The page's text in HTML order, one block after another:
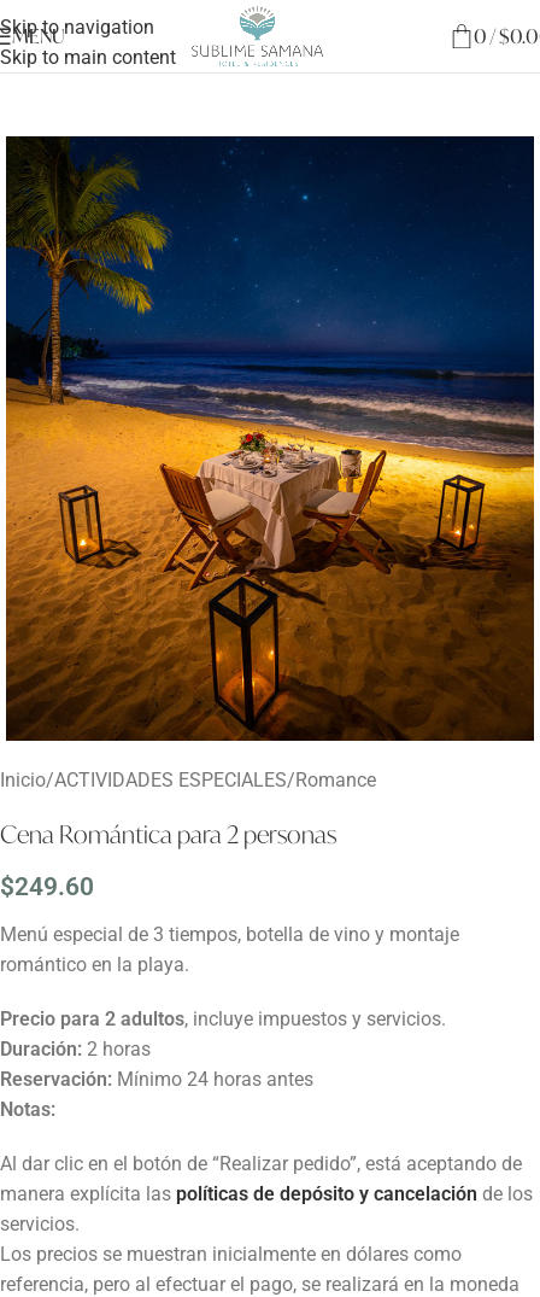
Skip to navigation
Skip to main content
MENU 0/$
Inicio/ACTIVIDADES ESPECIALES/Romance
Cena Romántica para 2 personas
$249.60
Menú especial de 3 tiempos, botella de vino y montaje
romántico en la playa.
Precio para 2 adultos, incluye impuestos y servicios.
Duración: 2 horas
Reservación: Mínimo 24 horas antes
Notas:
Al dar clic en el botón de “Realizar pedido”, está aceptando de
manera explícita las políticas de depósito y cancelación de los
servicios.
Los precios se muestran inicialmente en dólares como
referencia, pero al efectuar el pago, se realizará en la moneda